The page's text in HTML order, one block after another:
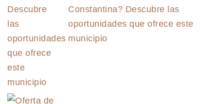
Constantina? Descubre las
oportunidades que ofrece este
municipio